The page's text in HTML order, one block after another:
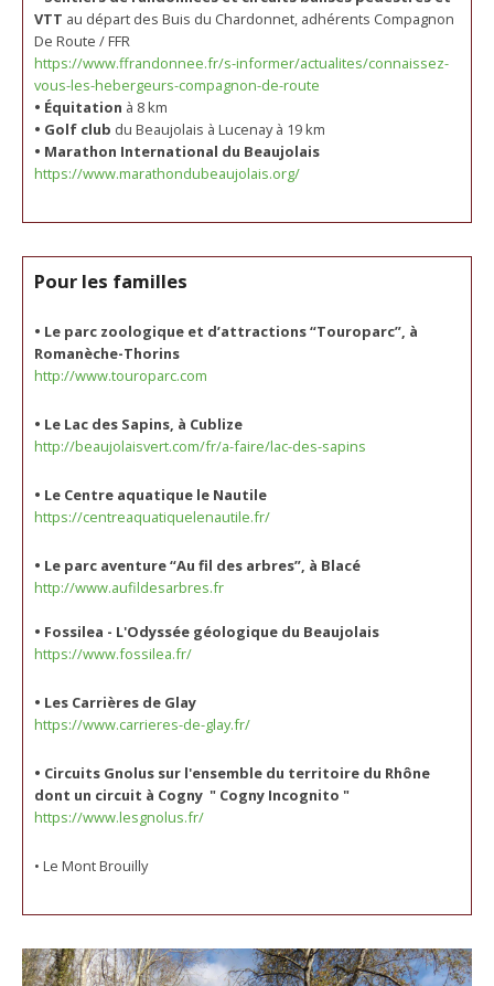
VTT au départ des Buis du Chardonnet, adhérents Compagnon
De Route / FFR
https://www.ffrandonnee.fr/s-informer/actualites/connaissez-
vous-les-hebergeurs-compagnon-de-route
• Équitation à 8 km
• Golf club du Beaujolais à Lucenay à 19 km
• Marathon International du Beaujolais
https://www.marathondubeaujolais.org/
Pour les familles
• Le parc zoologique et d’attractions “Touroparc”, à
Romanèche-Thorins
http://www.touroparc.com
• Le Lac des Sapins, à Cublize
http://beaujolaisvert.com/fr/a-faire/lac-des-sapins
• Le Centre aquatique le Nautile
https://centreaquatiquelenautile.fr/
• Le parc aventure “Au fil des arbres”, à Blacé
http://www.aufildesarbres.fr
• Fossilea - L'Odyssée géologique du Beaujolais
https://www.fossilea.fr/
• Les Carrières de Glay
https://www.carrieres-de-glay.fr/
• Circuits Gnolus sur l'ensemble du territoire du Rhône
dont un circuit à Cogny " Cogny Incognito "
https://www.lesgnolus.fr/
• Le Mont Brouilly